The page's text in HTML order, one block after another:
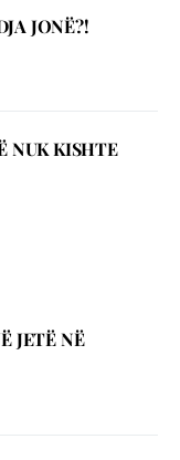
JONË?!
NUK KISHTE
JETЁ NЁ